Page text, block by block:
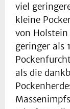
viel
kleine
von Holstein
geringer als
als die